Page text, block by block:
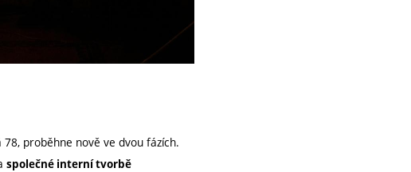
proběhne nově ve dvou fázích.
společné interní tvorbě